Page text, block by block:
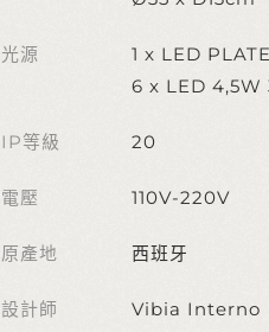
光源
1 x LED
6 x LED 4,5W
IP等級 20
電壓 110V-220V
原產地 西班牙
設計師 Vibia Interno